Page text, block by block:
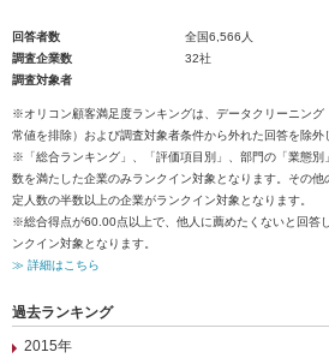
回答者数
全国6,566人
調査企業数
32社
調査対象者
※オリコン顧客満足度ランキングは、データクリーニング
常値を排除）および調査対象者条件から外れた回答を除外
※「総合ランキング」、「評価項目別」、部門の「業態別
数を満たした企業のみランクイン対象となります。その
定人数の半数以上の企業がランクイン対象となります。
※総合得点が60.00点以上で、他人に薦めたくないと回答
ンクイン対象となります。
≫ 詳細はこちら
過去ランキング
2015年